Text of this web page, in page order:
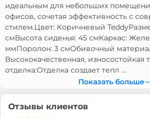
Material Carcasa
(Cuburi Transformer):
Металл
Nr. Cutii (Cuburi
Transformer):
1/1
Inaltime (Cuburi
500 мм
Transformer):
идеальным для небольших
офисов, сочетая эффективность с
стилем.Цвет: Коричневый
смВысота сиденья: 45 смКаркас:
ммПоролон: 3 смОбивочный
Высококачественная, износостойкая
отделка:Отделка создает тепл ...
Показать больше
Отзывы клиентов